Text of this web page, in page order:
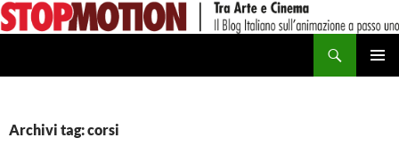
Vai
al
Archivi tag: corsi